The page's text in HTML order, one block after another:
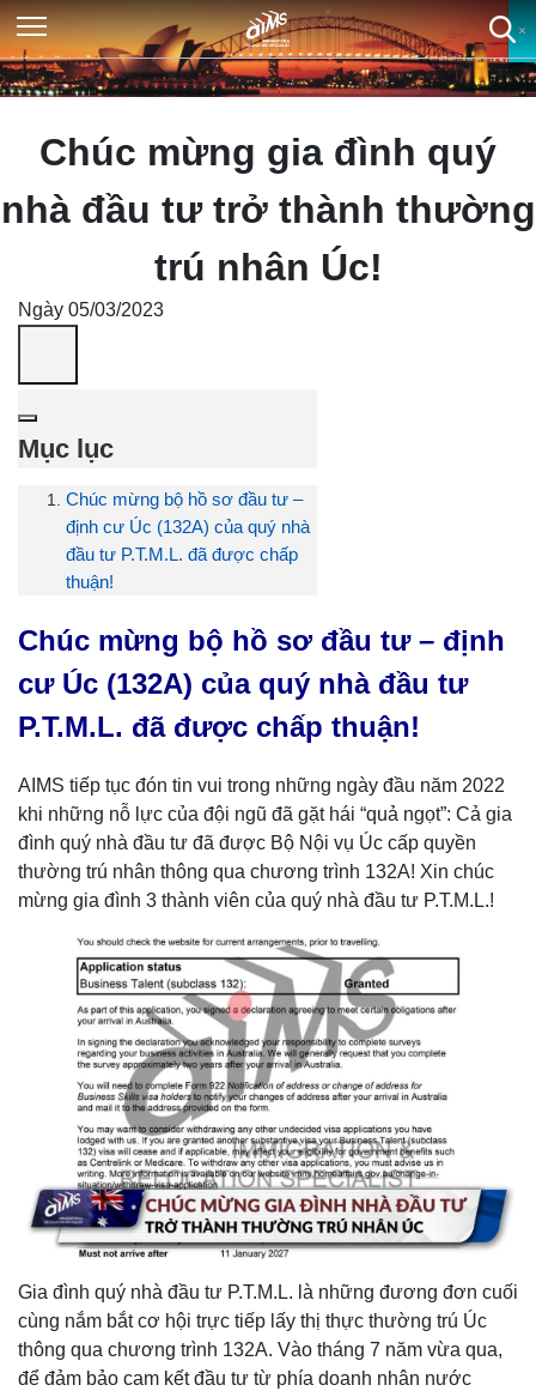
Chúc mừng gia đình quý
nhà đầu tư trở thành thường
trú nhân Úc!
Ngày 05/03/2023
Mục lục
Chúc mừng bộ hồ sơ đầu tư –
định cư Úc (132A) của quý nhà
đầu tư P.T.M.L. đã được chấp
thuận!
Chúc mừng bộ hồ sơ đầu tư – định
cư Úc (132A) của quý nhà đầu tư
P.T.M.L. đã được chấp thuận!
AIMS tiếp tục đón tin vui trong những ngày đầu năm 2022
khi những nỗ lực của đội ngũ đã gặt hái “quả ngọt”: Cả gia
đình quý nhà đầu tư đã được Bộ Nội vụ Úc cấp quyền
thường trú nhân thông qua chương trình 132A! Xin chúc
mừng gia đình 3 thành viên của quý nhà đầu tư P.T.M.L.!
Gia đình quý nhà đầu tư P.T.M.L. là những đương đơn cuối
cùng nắm bắt cơ hội trực tiếp lấy thị thực thường trú Úc
thông qua chương trình 132A. Vào tháng 7 năm vừa qua,
để đảm bảo cam kết đầu tư từ phía doanh nhân nước
×
×
×
×